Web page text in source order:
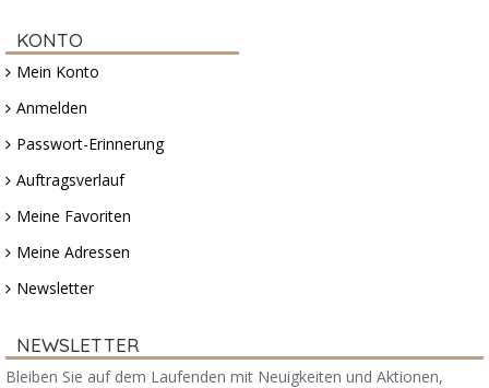
KONTO
Mein Konto
Anmelden
Passwort-Erinnerung
Auftragsverlauf
Meine Favoriten
Meine Adressen
Newsletter
NEWSLETTER
Bleiben Sie auf dem Laufenden mit Neuigkeiten und Aktionen,